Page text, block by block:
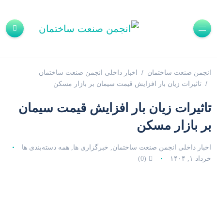
انجمن صنعت ساختمان
اخبار داخلی انجمن صنعت ساختمان
تاثیرات زیان بار افزایش قیمت سیمان بر بازار مسکن
تاثیرات زیان بار افزایش قیمت سیمان
بر بازار مسکن
اخبار داخلی انجمن صنعت ساختمان, خبرگزاری ها, همه دسته‌بندی ها
خرداد ۱, ۱۴۰۴ (0)